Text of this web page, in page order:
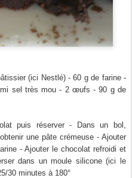
(ici Nestlé) - 60 g de farine -
sel très mou - 2 œufs - 90 g de
puis réserver - Dans un bol,
une pâte crémeuse - Ajouter
- Ajouter le chocolat refroidi et
dans un moule silicone (ici le
30 minutes à 180°